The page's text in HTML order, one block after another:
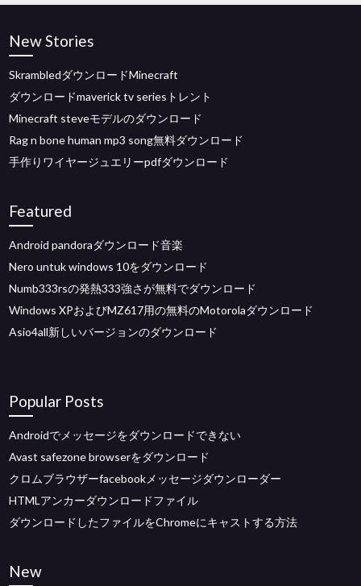
New Stories
SkrambledダウンロードMinecraft
ダウンロードmaverick tv seriesトレント
Minecraft steveモデルのダウンロード
Rag n bone human mp3 song無料ダウンロード
手作りワイヤージュエリーpdfダウンロード
Featured
Android pandoraダウンロード音楽
Nero untuk windows 10をダウンロード
Numb333rsの発熱333強さが無料でダウンロード
Windows XPおよびMZ617用の無料のMotorolaダウンロード
Asio4all新しいバージョンのダウンロード
Popular Posts
Androidでメッセージをダウンロードできない
Avast safezone browserをダウンロード
クロムブラウザーfacebookメッセージダウンローダー
HTMLアンカーダウンロードファイル
ダウンロードしたファイルをChromeにキャストする方法
New